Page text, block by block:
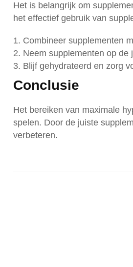
Het is belangrijk om
het effectief gebruik van
Combineer supplementen
Neem supplementen op de
Blijf gehydrateerd en zorg
Conclusie
Het bereiken van maximale
spelen. Door de juiste
verbeteren.